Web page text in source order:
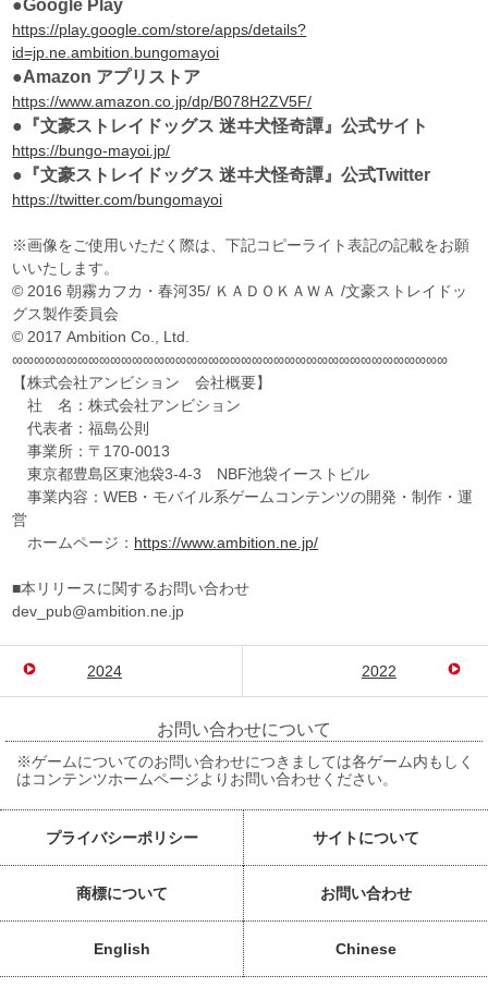
●Google Play
https://play.google.com/store/apps/details?
id=jp.ne.ambition.bungomayoi
●Amazon アプリストア
https://www.amazon.co.jp/dp/B078H2ZV5F/
●『文豪ストレイドッグス 迷ヰ犬怪奇譚』公式サイト
https://bungo-mayoi.jp/
●『文豪ストレイドッグス 迷ヰ犬怪奇譚』公式Twitter
https://twitter.com/bungomayoi
※画像をご使用いただく際は、下記コピーライト表記の記載をお願
いいたします。
© 2016 朝霧カフカ・春河35/ ＫＡＤＯＫＡＷＡ /文豪ストレイドッ
グス製作委員会
© 2017 Ambition Co., Ltd.
∞∞∞∞∞∞∞∞∞∞∞∞∞∞∞∞∞∞∞∞∞∞∞∞∞∞∞∞∞∞∞∞∞∞∞∞∞∞∞∞
【株式会社アンビション 会社概要】
社 名：株式会社アンビション
代表者：福島公則
事業所：〒170-0013
東京都豊島区東池袋3-4-3 NBF池袋イーストビル
事業内容：WEB・モバイル系ゲームコンテンツの開発・制作・運
営
ホームページ： https://www.ambition.ne.jp/
■本リリースに関するお問い合わせ
dev_pub@ambition.ne.jp
2024 2022
お問い合わせについて
※ゲームについてのお問い合わせにつきましては各ゲーム内もしく
はコンテンツホームページよりお問い合わせください。
プライバシーポリシー サイトについて
商標について お問い合わせ
English Chinese